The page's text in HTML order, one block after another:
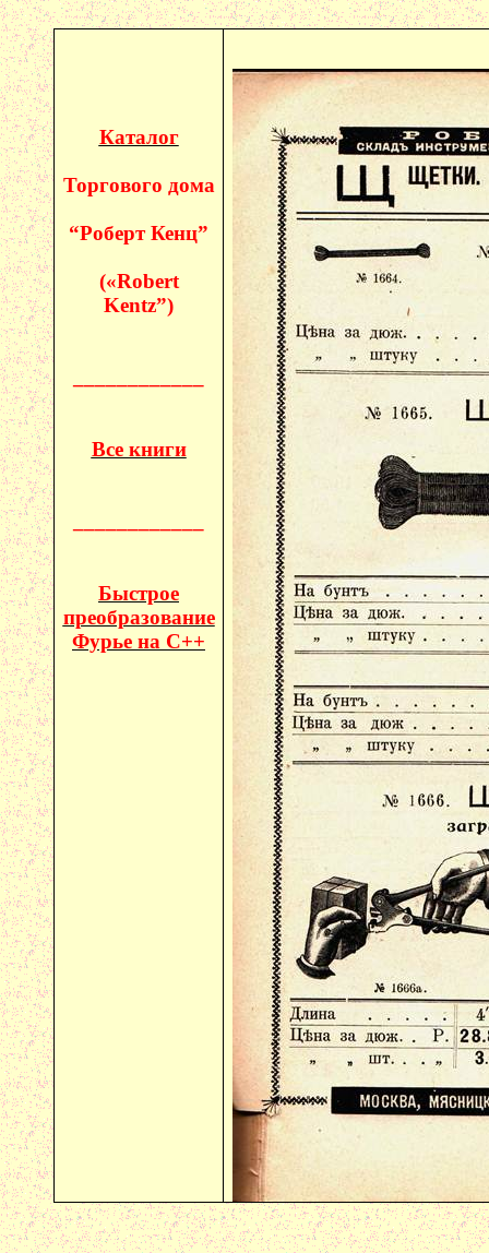
Каталог
Торгового дома
“РобертКенц”
(«Robert
Kentz”)
Все книги
Быстрое
преобразование
Фурье на C++